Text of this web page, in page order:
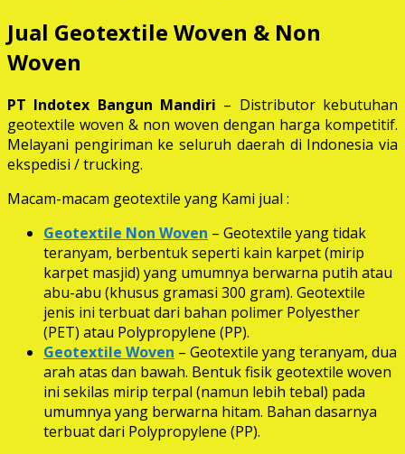
Jual Geotextile Woven & Non
Woven
PT Indotex Bangun Mandiri – Distributor kebutuhan
geotextile woven & non woven dengan harga kompetitif.
Melayani pengiriman ke seluruh daerah di Indonesia via
ekspedisi / trucking.
Macam-macam geotextile yang Kami jual :
Geotextile Non Woven – Geotextile yang tidak
teranyam, berbentuk seperti kain karpet (mirip
karpet masjid) yang umumnya berwarna putih atau
abu-abu (khusus gramasi 300 gram). Geotextile
jenis ini terbuat dari bahan polimer Polyesther
(PET) atau Polypropylene (PP).
Geotextile Woven – Geotextile yang teranyam, dua
arah atas dan bawah. Bentuk fisik geotextile woven
ini sekilas mirip terpal (namun lebih tebal) pada
umumnya yang berwarna hitam. Bahan dasarnya
terbuat dari Polypropylene (PP).